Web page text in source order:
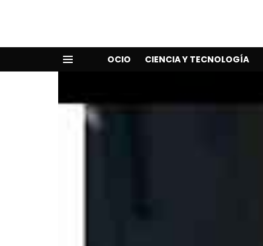
OCIO CIENCIA Y TECNOLOGÍA